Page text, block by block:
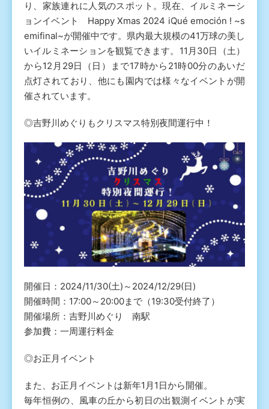
り、家族連れに人気のスポット。現在、イルミネーシ
ョンイベント Happy Xmas 2024 iQué emoción ! ~s
emifinal~が開催中です。県内最大規模の41万球の美し
いイルミネーションを観覧できます。11月30日（土）
から12月29日（日）まで17時から21時00分のあいだ
点灯されており、他にも園内では様々なイベントが開
催されています。
◎吉野川めぐりもクリスマス特別夜間運行中！
開催日：2024/11/30(土)～2024/12/29(日)
開催時間：17:00～20:00まで（19:30受付終了）
開催場所：吉野川めぐり 南駅
参加費：一周運行料金
◎お正月イベント
また、お正月イベントは新年1月1日から開催。
毎年恒例の、風車の丘から初日の出観測イベントが実